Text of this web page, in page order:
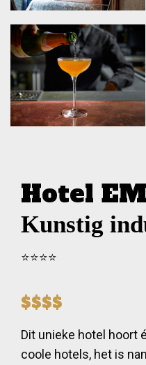
Hotel
Kunstig
⭐️⭐️⭐️⭐️
$$$$
Dit unieke hotel hoort
coole hotels, het is